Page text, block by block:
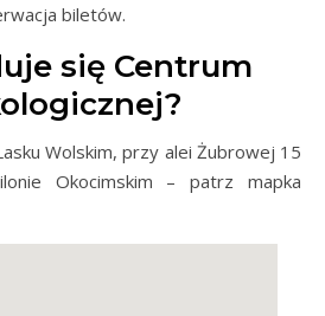
biletów.
się Centrum
Wolskim, przy alei Żubrowej 15
Okocimskim – patrz mapka